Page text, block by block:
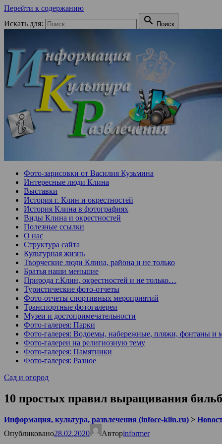
Перейти к содержанию
Искать для:
 Поиск
Фото-зарисовки от Василия Кузьмина
Интересные люди Клина
Выставки
История г. Клин и окрестностей
История Клина в фотографиях
Виды Клина и окрестностей
Полезные ссылки
О нас
Структура сайта
Культурная жизнь
Творческие люди Клина, района и не только
Братья наши меньшие
Природа г.Клин, окрестностей и не только…
Туристические фото-отчеты
Фото-отчеты спортивных мероприятий
Транспортные фотогалереи
Музеи и достопримечательности
Фото-галерея: Парки
Фото-галерея: Водоемы, набережные, пляжи, фонтаны и
Фото-галереи на религиозную тему
Фото-галерея: Памятники
Фото-галерея: Разное
Сад и огород
10 простых правил выращивания
Информация, культура, развлечения (infoce-klin.ru) >
Опубликовано28.02.2020 Авторinformer